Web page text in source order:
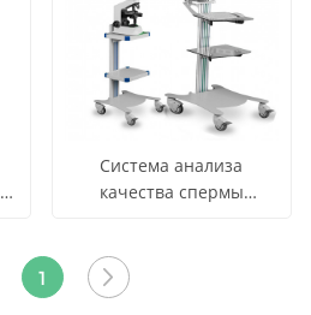
ВСЕ
ПРОДУКТЫ
Система анализа
качества спермы
1